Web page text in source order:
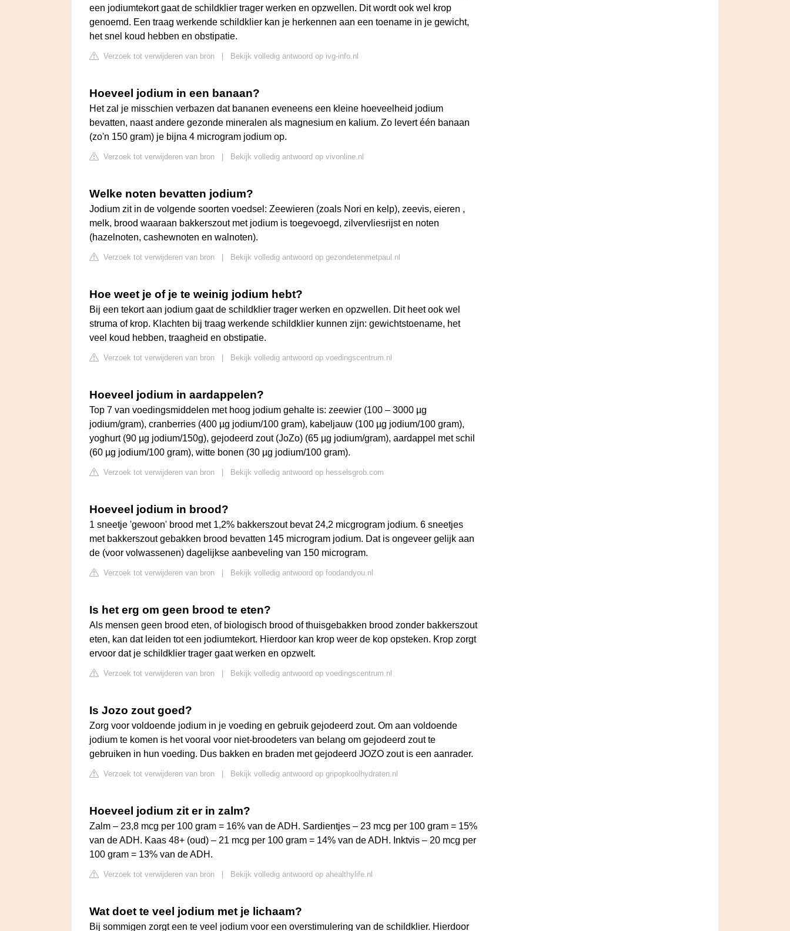
een jodiumtekort gaat de schildklier trager werken en opzwellen. Dit wordt ook wel krop
genoemd. Een traag werkende schildklier kan je herkennen aan een toename in je gewicht,
het snel koud hebben en obstipatie.
Verzoek tot verwijderen van bron Bekijk volledig antwoord op ivg-info.nl
Hoeveel jodium in een banaan?
Het zal je misschien verbazen dat bananen eveneens een kleine hoeveelheid jodium
bevatten, naast andere gezonde mineralen als magnesium en kalium. Zo levert één banaan
(zo'n 150 gram) je bijna 4 microgram jodium op.
Verzoek tot verwijderen van bron Bekijk volledig antwoord op vivonline.nl
Welke noten bevatten jodium?
Jodium zit in de volgende soorten voedsel: Zeewieren (zoals Nori en kelp), zeevis, eieren ,
melk, brood waaraan bakkerszout met jodium is toegevoegd, zilvervliesrijst en noten
(hazelnoten, cashewnoten en walnoten).
Verzoek tot verwijderen van bron Bekijk volledig antwoord op gezondetenmetpaul.nl
Hoe weet je of je te weinig jodium hebt?
Bij een tekort aan jodium gaat de schildklier trager werken en opzwellen. Dit heet ook wel
struma of krop. Klachten bij traag werkende schildklier kunnen zijn: gewichtstoename, het
veel koud hebben, traagheid en obstipatie.
Verzoek tot verwijderen van bron Bekijk volledig antwoord op voedingscentrum.nl
Hoeveel jodium in aardappelen?
Top 7 van voedingsmiddelen met hoog jodium gehalte is: zeewier (100 – 3000 µg
jodium/gram), cranberries (400 µg jodium/100 gram), kabeljauw (100 µg jodium/100 gram),
yoghurt (90 µg jodium/150g), gejodeerd zout (JoZo) (65 µg jodium/gram), aardappel met schil
(60 µg jodium/100 gram), witte bonen (30 µg jodium/100 gram).
Verzoek tot verwijderen van bron Bekijk volledig antwoord op hesselsgrob.com
Hoeveel jodium in brood?
1 sneetje 'gewoon' brood met 1,2% bakkerszout bevat 24,2 micgrogram jodium. 6 sneetjes
met bakkerszout gebakken brood bevatten 145 microgram jodium. Dat is ongeveer gelijk aan
de (voor volwassenen) dagelijkse aanbeveling van 150 microgram.
Verzoek tot verwijderen van bron Bekijk volledig antwoord op foodandyou.nl
Is het erg om geen brood te eten?
Als mensen geen brood eten, of biologisch brood of thuisgebakken brood zonder bakkerszout
eten, kan dat leiden tot een jodiumtekort. Hierdoor kan krop weer de kop opsteken. Krop zorgt
ervoor dat je schildklier trager gaat werken en opzwelt.
Verzoek tot verwijderen van bron Bekijk volledig antwoord op voedingscentrum.nl
Is Jozo zout goed?
Zorg voor voldoende jodium in je voeding en gebruik gejodeerd zout. Om aan voldoende
jodium te komen is het vooral voor niet-broodeters van belang om gejodeerd zout te
gebruiken in hun voeding. Dus bakken en braden met gejodeerd JOZO zout is een aanrader.
Verzoek tot verwijderen van bron Bekijk volledig antwoord op gripopkoolhydraten.nl
Hoeveel jodium zit er in zalm?
Zalm – 23,8 mcg per 100 gram = 16% van de ADH. Sardientjes – 23 mcg per 100 gram = 15%
van de ADH. Kaas 48+ (oud) – 21 mcg per 100 gram = 14% van de ADH. Inktvis – 20 mcg per
100 gram = 13% van de ADH.
Verzoek tot verwijderen van bron Bekijk volledig antwoord op ahealthylife.nl
Wat doet te veel jodium met je lichaam?
Bij sommigen zorgt een te veel jodium voor een overstimulering van de schildklier. Hierdoor